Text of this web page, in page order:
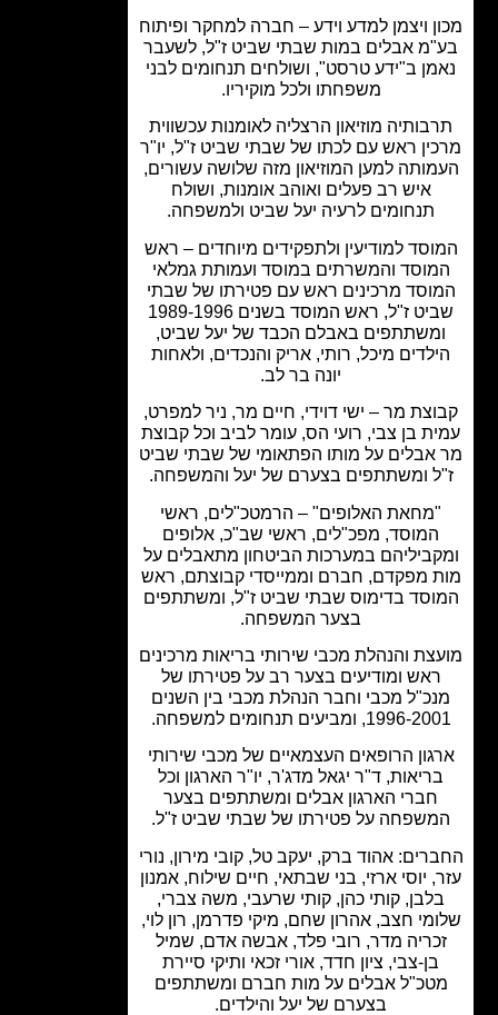
ויצמן למדע וידע – חברה למחקר ופיתוח
אבלים במות שבתי שביט ז"ל, לשעבר
ב"ידע טרסט", ושולחים תנחומים לבני
משפחתו ולכל מוקיריו.
מוזיאון הרצליה לאומנות עכשווית
ראש עם לכתו של שבתי שביט ז"ל, יו"ר
למען המוזיאון מזה שלושה עשורים,
איש רב פעלים ואוהב אומנות, ושולח
תנחומים לרעיה יעל שביט ולמשפחה.
למודיעין ולתפקידים מיוחדים – ראש
והמשרתים במוסד ועמותת גמלאי
מרכינים ראש עם פטירתו של שבתי
שביט ז"ל, ראש המוסד בשנים 1989-1996
באבלם הכבד של יעל שביט,
מיכל, רותי, אריק והנכדים, ולאחות
יונה בר לב.
מר – ישי דוידי, חיים מר, ניר למפרט,
בן צבי, רועי הס, עומר לביב וכל קבוצת
על מותו הפתאומי של שבתי שביט
ומשתתפים בצערם של יעל והמשפחה.
האלופים" – הרמטכ"לים, ראשי
המוסד, מפכ"לים, ראשי שב"כ, אלופים
במערכות הביטחון מתאבלים על
מפקדם, חברם וממייסדי קבוצתם, ראש
בדימוס שבתי שביט ז"ל, ומשתתפים
בצער המשפחה.
והנהלת מכבי שירותי בריאות מרכינים
ראש ומודיעים בצער רב על פטירתו של
מכבי וחבר הנהלת מכבי בין השנים
ומביעים תנחומים למשפחה.
הרופאים העצמאיים של מכבי שירותי
ד"ר יגאל מדג'ר, יו"ר הארגון וכל
חברי הארגון אבלים ומשתתפים בצער
על פטירתו של שבתי שביט ז"ל.
אהוד ברק, יעקב טל, קובי מירון, נורי
יוסי ארזי, בני שבתאי, חיים שילוח, אמנון
קותי כהן, קותי שרעבי, משה צברי,
חצב, אהרון שחם, מיקי פדרמן, רון לוי,
מדר, רובי פלד, אבשה אדם, שמיל
בן-צבי, ציון חדד, אורי זכאי ותיקי סיירת
אבלים על מות חברם ומשתתפים
בצערם של יעל והילדים.